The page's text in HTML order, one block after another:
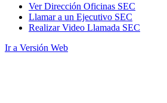
Ver Dirección Oficinas SEC
Llamar a un Ejecutivo SEC
Realizar Video Llamada SEC
Ir a Versión Web